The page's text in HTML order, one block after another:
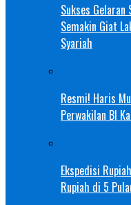
Sukses Gelaran
Semakin Giat
Syariah
Resmi! Haris
Perwakilan BI
Ekspedisi
Rupiah di 5